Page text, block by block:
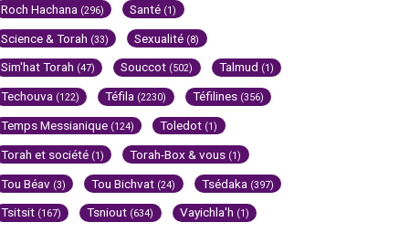
Roch Hachana (296) Santé (1)
Science & Torah (33) Sexualité (8)
Sim'hat Torah (47) Souccot (502) Talmud (1)
Techouva (122) Téfila (2230) Téfilines (356)
Temps Messianique (124) Toledot (1)
Torah et société (1) Torah-Box & vous (1)
Tou Béav (3) Tou Bichvat (24) Tsédaka (397)
Tsitsit (167) Tsniout (634) Vayichla'h (1)